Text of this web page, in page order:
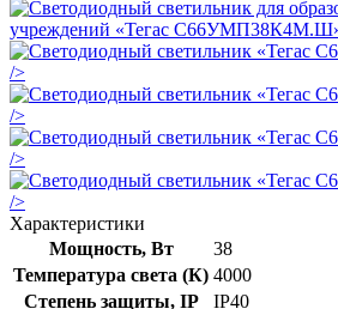
/>
/>
/>
/>
Характеристики
Мощность, Вт
38
Температура света (К) 4000
Степень защиты, IP
IP40